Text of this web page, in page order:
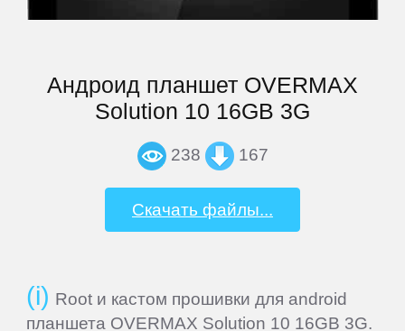
Андроид планшет OVERMAX
Solution 10 16GB 3G
238 167
Скачать файлы...
Root и кастом прошивки для android
планшета OVERMAX Solution 10 16GB 3G.
Lark
Match